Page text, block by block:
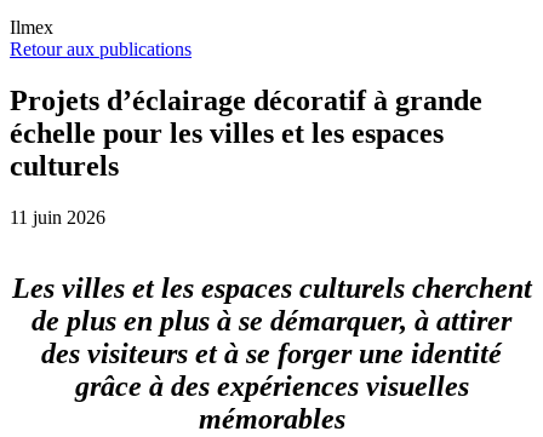
Ilmex
Retour aux publications
Projets d’éclairage décoratif à grande
échelle pour les villes et les espaces
culturels
11 juin 2026
Les villes et les espaces culturels cherchent
de plus en plus à se démarquer, à attirer
des visiteurs et à se forger une identité
grâce à des expériences visuelles
mémorables